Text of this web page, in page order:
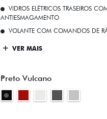
VIDROS ELÉTRICOS TRASEIROS
ANTIESMAGAMENTO
VOLANTE COM COMANDOS DE
VER MAIS
Preto Vulcano